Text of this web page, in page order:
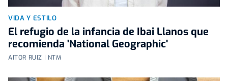
VIDA Y ESTILO
El refugio de la infancia de Ibai Llanos que
recomienda 'National Geographic'
AITOR RUIZ | NTM